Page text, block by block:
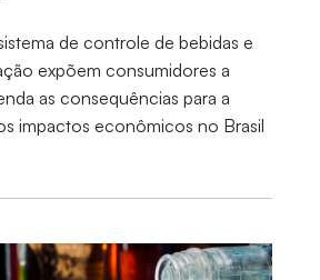
de controle de bebidas e
expõem consumidores a
as consequências para a
impactos econômicos no Brasil